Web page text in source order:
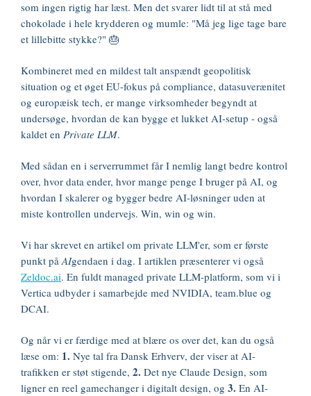
som ingen rigtig har læst. Men det svarer lidt til at stå med
chokolade i hele krydderen og mumle: "Må jeg lige tage bare
et lillebitte stykke?" 🎂
Kombineret med en mildest talt anspændt geopolitisk
situation og et øget EU-fokus på compliance, datasuverænitet
og europæisk tech, er mange virksomheder begyndt at
undersøge, hvordan de kan bygge et lukket AI-setup - også
kaldet en Private LLM.
Med sådan en i serverrummet får I nemlig langt bedre kontrol
over, hvor data ender, hvor mange penge I bruger på AI, og
hvordan I skalerer og bygger bedre AI-løsninger uden at
miste kontrollen undervejs. Win, win og win.
Vi har skrevet en artikel om private LLM'er, som er første
punkt påAIgendaen i dag. I artiklen præsenterer vi også
Zeldoc.ai. En fuldt managed private LLM-platform, som vi i
Vertica udbyder i samarbejde med NVIDIA, team.blue og
DCAI.
Og når vi er færdige med at blære os over det, kan du også
læse om: 1. Nye tal fra Dansk Erhverv, der viser at AI-
trafikken er støt stigende, 2. Det nye Claude Design, som
ligner en reel gamechanger i digitalt design, og 3. En AI-